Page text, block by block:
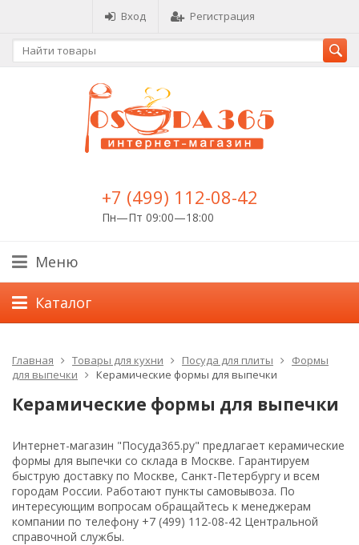
Вход Регистрация
+7 (499) 112-08-42
Пн—Пт 09:00—18:00
Меню
Каталог
Главная Товары для кухни Посуда для плиты
Формы
для выпечки
Керамические формы для выпечки
Керамические формы для выпечки
Интернет-магазин "Посуда365.ру" предлагает керамические
формы для выпечки со склада в Москве. Гарантируем
быструю доставку по Москве, Санкт-Петербургу и всем
городам России. Работают пункты самовывоза. По
интересующим вопросам обращайтесь к менеджерам
компании по телефону +7 (499) 112-08-42 Центральной
справочной службы.